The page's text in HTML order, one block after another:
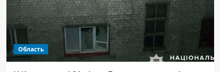
знайшли
чоловіка
Область